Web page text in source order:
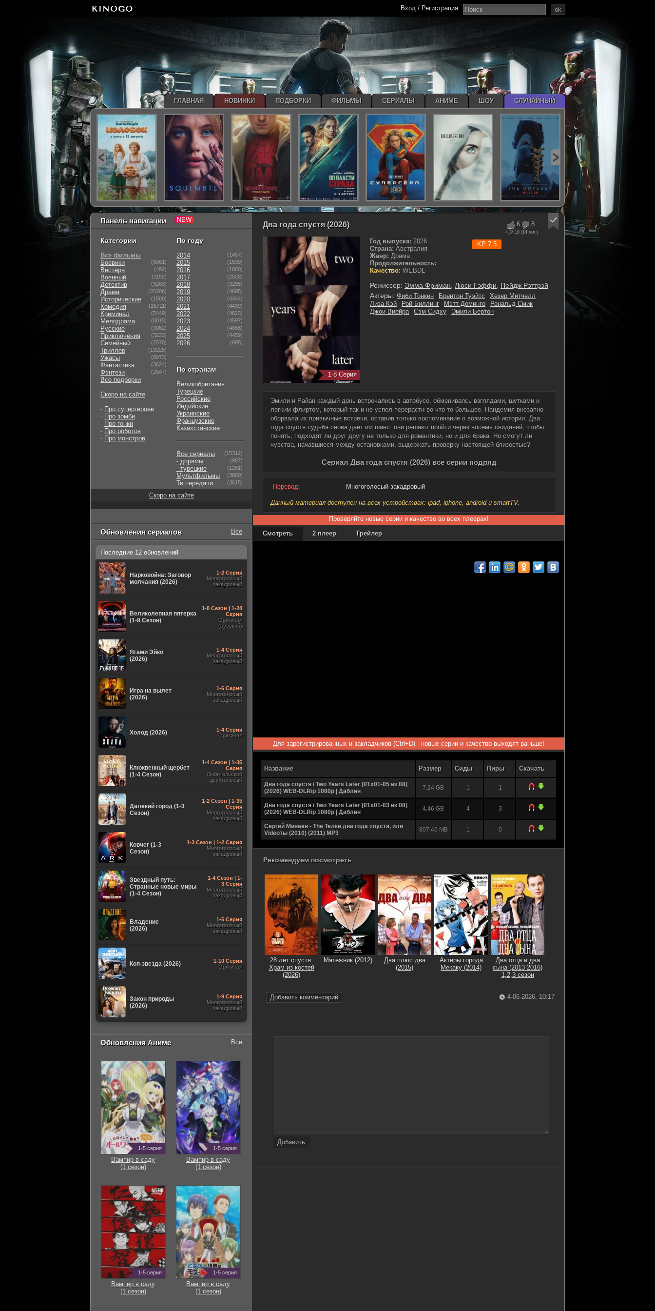
6 8
4.3/ 10 (14 гол.)
KP 7.5
Два года спустя (2026)
1-8 Серия
Год выпуска: 2026
Страна: Австралия
Жанр: Драма
Продолжительность:
Качество: WEBDL
Режиссер: Эмма Фриман Люси Гэффи
Пейдж Рэттрэй
Актеры: Фиби Тонкин Брентон Туэйтс
Хезер Митчелл
Лиза Кэй
Рой Биллинг Мэтт Доминго
Рональд Смик
Джои Виейра
Сэм Сидху Эмили Бертон
Эмили и Райан каждый день встречались в автобусе, обмениваясь взглядами, шутками и
легким флиртом, который так и не успел перерасти во что-то большее. Пандемия внезапно
оборвала их привычные встречи, оставив только воспоминание о возможной истории. Два
года спустя судьба снова дает им шанс: они решают пройти через восемь свиданий, чтобы
понять, подходят ли друг другу не только для романтики, но и для брака. Но смогут ли
чувства, начавшиеся между остановками, выдержать проверку настоящей близостью?
Сериал Два года спустя (2026) все серии подряд
Перевод: Многоголосый закадровый
Данный материал доступен на всех устройствах: ipad, iphone, android и smartTV.
Проверяйте новые серии и качество во всех плеерах!
Смотреть
2 плеер Трейлер
Для зарегистрированных и закладчиков (Ctrl+D) - новые серии и качество выходят раньше!
Название Размер Сиды Пиры Скачать
Два года спустя / Two Years Later [01x01-05 из 08]
(2026) WEB-DLRip 1080p | Даблин
7.24 GB 1 1
Два года спустя / Two Years Later [01x01-03 из 08]
(2026) WEB-DLRip 1080p | Даблин
4.46 GB 4 3
Сергей Минаев - The Телки два года спустя, или
Videoты (2010) (2011) MP3
807.46 MB 1 0
Рекомендуем посмотреть
28 лет спустя:
Храм из костей
(2026)
Мятежник (2012)
Два плюс два
(2015)
Актеры города
Мекаку (2014)
Два отца и два
сына (2013-2016)
1,2,3 сезон
Добавить комментарий 4-06-2026, 10:17
Добавить
Панель навигации
Категории
Все фильмы
Боевики
(8061)
Вестерн (492)
Военный (1192)
Детектив (3263)
Драма (26206)
Исторические (1500)
Комедия (15711)
Криминал (5449)
Мелодрама (8015)
Русские (3062)
Приключения (3233)
Семейный (2570)
Триллер (13225)
Ужасы (8973)
Фантастика (3624)
Фэнтези (2547)
Все подборки
Скоро на сайте
- Про супергероев
- Про зомби
- Про гонки
- Про роботов
- Про монстров
По году
2014 (1457)
2015 (1539)
2016 (1880)
2017 (2528)
2018 (3255)
2019 (4695)
2020 (4444)
2021 (4439)
2022 (4823)
2023 (4597)
2024 (4888)
2025 (4459)
2026 (895)
По странам
Великобритания
Турецкие
Российские
Индийские
Украинские
Французские
Казахстанские
Все сериалы (15312)
- дорамы (987)
- турецкие (1251)
Мультфильмы (3880)
Тв передачи (3615)
Скоро на сайте
Обновления сериалов Все
Последние 12 обновлений
Нарковойна: Заговор
молчания (2026)
1-2 Серия
Многоголосый
закадровый
Великолепная пятерка
(1-8 Сезон)
1-8 Сезон | 1-28
Серия
Оригинал
(русский)
Ягами Эйко
(2026)
1-4 Серия
Многоголосый
закадровый
Игра на вылет
(2026)
1-6 Серия
Многоголосый
закадровый
Холод (2026)
1-4 Серия
Оригинал
Клюквенный щербет
(1-4 Сезон)
1-4 Сезон | 1-35
Серия
Любительский
двухголосый
Далекий город (1-3
Сезон)
1-2 Сезон | 1-35
Серия
Многоголосый
закадровый
Ковчег (1-3
Сезон)
1-3 Сезон | 1-2 Серия
Многоголосый
закадровый
Звездный путь:
Странные новые миры
(1-4 Сезон)
1-4 Сезон | 1-
3 Серия
Многоголосый
закадровый
Владение
(2026)
1-5 Серия
Многоголосый
закадровый
Коп-звезда (2026)
1-10 Серия
Оригинал
Закон природы
(2026)
1-9 Серия
Многоголосый
закадровый
Обновления Аниме Все
1-5 серия
Вампир в саду
(1 сезон)
1-5 серия
Вампир в саду
(1 сезон)
1-5 серия
Вампир в саду
(1 сезон)
1-5 серия
Вампир в саду
(1 сезон)
ok
Вход / Регистрация
ГЛАВНАЯ НОВИНКИ ПОДБОРКИ ФИЛЬМЫ СЕРИАЛЫ АНИМЕ ШОУ СЛУЧАЙНЫЙ